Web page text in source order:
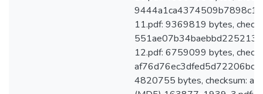
11.pdf: 9369819 bytes,
12.pdf: 6759099 bytes,
4820755 bytes, checksum: